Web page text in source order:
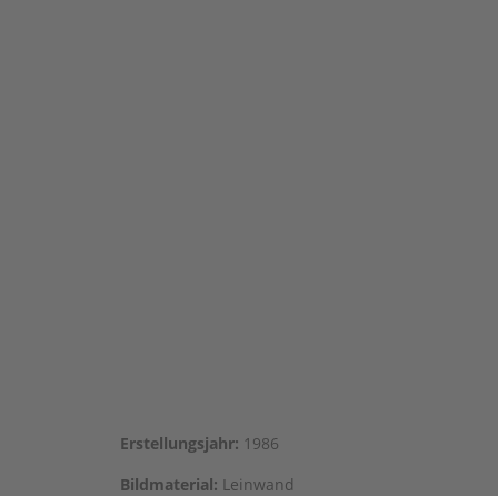
Erstel­lungs­jahr: 1986
Bild­ma­te­ri­al: Leinwand